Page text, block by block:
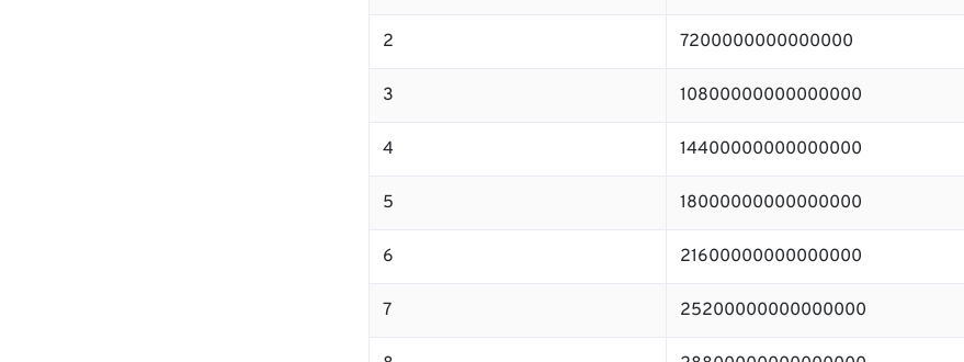
2 7200000000000000
3 10800000000000000
4 14400000000000000
5 18000000000000000
6 21600000000000000
7 25200000000000000